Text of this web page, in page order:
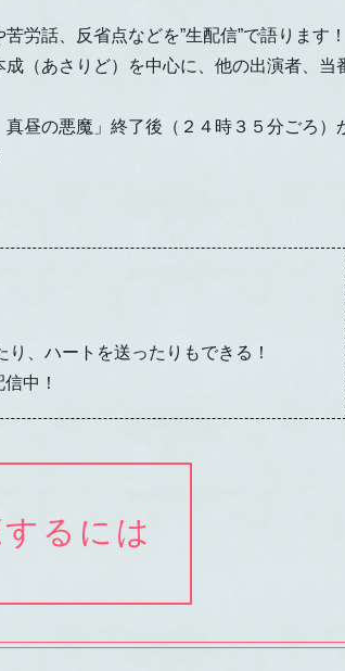
労話、反省点などを”生配信”で語ります！
（あさりど）を中心に、他の出演者、当
昼の悪魔」終了後（２４時３５分ごろ）
、ハートを送ったりもできる！
中！
るには